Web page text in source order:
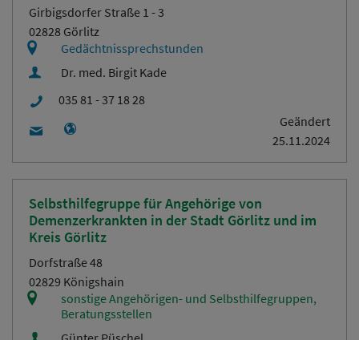
Girbigsdorfer Straße 1 - 3
02828 Görlitz
Gedächtnissprechstunden
Dr. med. Birgit Kade
035 81 - 37 18 28
Geändert
25.11.2024
Selbsthilfegruppe für Angehörige von
Demenzerkrankten in der Stadt Görlitz und im
Kreis Görlitz
Dorfstraße 48
02829 Königshain
sonstige Angehörigen- und Selbsthilfegruppen,
Beratungsstellen